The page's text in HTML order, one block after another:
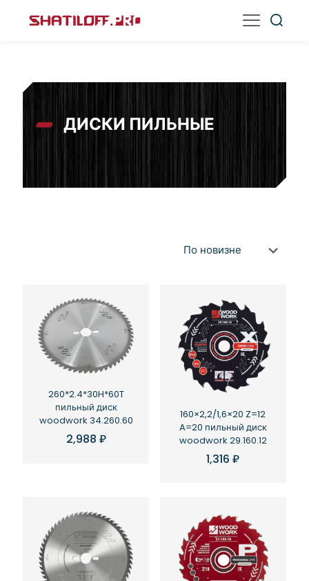
ДИСКИ ПИЛЬНЫЕ
260*2.4*30H*60T
пильный диск
woodwork 34.260.60
2,988 ₽
160×2,2/1,6×20 Z=12
A=20 пильный диск
woodwork 29.160.12
1,316₽